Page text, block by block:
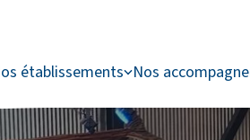
établissements Nos